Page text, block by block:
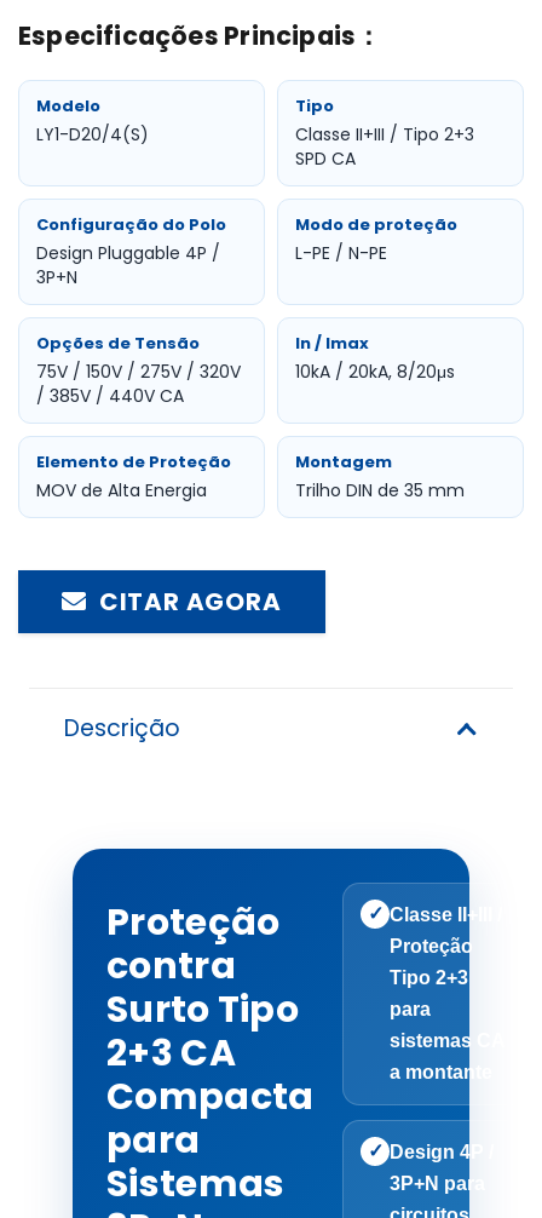
Especificações Principais：
Modelo
LY1-D20/4(S)
Tipo
Classe II+III / Tipo 2+3
SPD CA
Configuração do Polo
Design Pluggable 4P /
3P+N
Modo de proteção
L-PE / N-PE
Opções de Tensão
75V / 150V / 275V / 320V
/ 385V / 440V CA
In / Imax
10kA / 20kA, 8/20μs
Elemento de Proteção
MOV de Alta Energia
Montagem
Trilho DIN de 35 mm
CITAR AGORA
Descrição
Proteção
contra
Surto Tipo
2+3 CA
Compacta
para
Sistemas
✓ Classe II+III /
Proteção
Tipo 2+3
para
sistemas CA
a montante
✓ Design 4P /
3P+N para